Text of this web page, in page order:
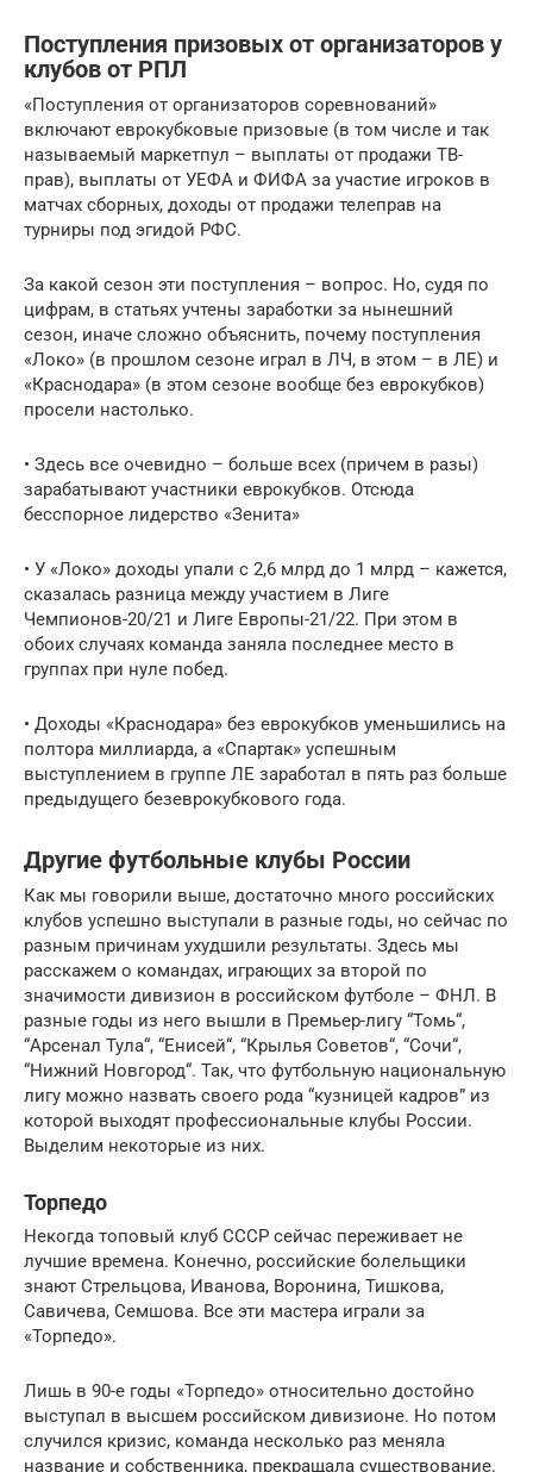
Поступления призовых от организаторов у
клубов от РПЛ
«Поступления от организаторов соревнований»
включают еврокубковые призовые (в том числе и так
называемый маркетпул – выплаты от продажи ТВ-
прав), выплаты от УЕФА и ФИФА за участие игроков в
матчах сборных, доходы от продажи телеправ на
турниры под эгидой РФС.
За какой сезон эти поступления – вопрос. Но, судя по
цифрам, в статьях учтены заработки за нынешний
сезон, иначе сложно объяснить, почему поступления
«Локо» (в прошлом сезоне играл в ЛЧ, в этом – в ЛЕ) и
«Краснодара» (в этом сезоне вообще без еврокубков)
просели настолько.
• Здесь все очевидно – больше всех (причем в разы)
зарабатывают участники еврокубков. Отсюда
бесспорное лидерство «Зенита»
• У «Локо» доходы упали с 2,6 млрд до 1 млрд – кажется,
сказалась разница между участием в Лиге
Чемпионов-20/21 и Лиге Европы-21/22. При этом в
обоих случаях команда заняла последнее место в
группах при нуле побед.
• Доходы «Краснодара» без еврокубков уменьшились на
полтора миллиарда, а «Спартак» успешным
выступлением в группе ЛЕ заработал в пять раз больше
предыдущего безеврокубкового года.
Другие футбольные клубы России
Как мы говорили выше, достаточно много российских
клубов успешно выступали в разные годы, но сейчас по
разным причинам ухудшили результаты. Здесь мы
расскажем о командах, играющих за второй по
значимости дивизион в российском футболе – ФНЛ. В
разные годы из него вышли в Премьер-лигу “Томь“,
“Арсенал Тула“, “Енисей“, “Крылья Советов“, “Сочи“,
“Нижний Новгород“. Так, что футбольную национальную
лигу можно назвать своего рода “кузницей кадров” из
которой выходят профессиональные клубы России.
Выделим некоторые из них.
Торпедо
Некогда топовый клуб СССР сейчас переживает не
лучшие времена. Конечно, российские болельщики
знают Стрельцова, Иванова, Воронина, Тишкова,
Савичева, Семшова. Все эти мастера играли за
«Торпедо».
Лишь в 90-е годы «Торпедо» относительно достойно
выступал в высшем российском дивизионе. Но потом
случился кризис, команда несколько раз меняла
название и собственника, прекращала существование.